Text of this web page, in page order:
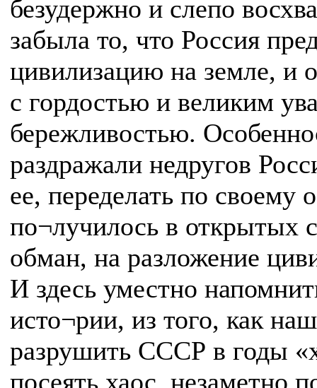
безудержно и слепо
забыла то, что Россия
цивилизацию на земле, и
с гордостью и великим
бережливостью.
раздражали недругов
ее, переделать по своему
по¬лучилось в открытых
обман, на разложение
И здесь уместно
исто¬рии, из того, как
разрушить СССР в годы
посеять хаос, незаметно